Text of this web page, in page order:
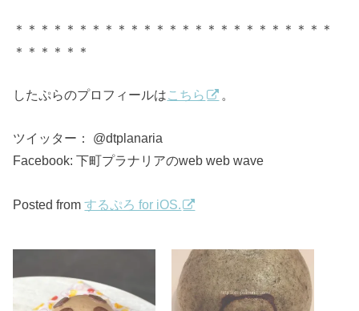
＊＊＊＊＊＊＊＊＊＊＊＊＊＊＊＊＊＊＊＊＊＊＊＊＊
＊＊＊＊＊＊
したぷらのプロフィールはこちら 。
ツイッター： @dtplanaria
Facebook: 下町プラナリアのweb web wave
Posted fromするぷろ for iOS.